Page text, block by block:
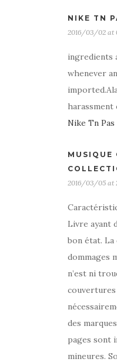
NIKE TN
2016/03/02 at
ingredients
whenever
harassment
Nike Tn
MUSIQUE
2016/03/05 at
Livre ayant
bon état.
dommages
n’est ni
couvertures
des
pages sont
mineures.